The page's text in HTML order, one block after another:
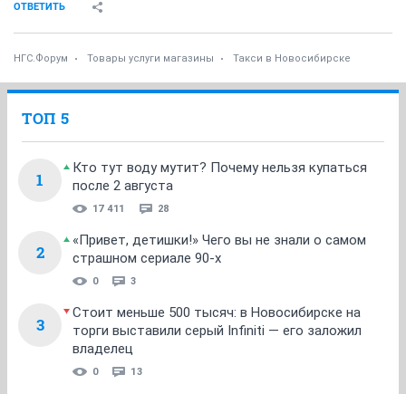
ОТВЕТИТЬ
НГС.Форум Товары услуги магазины Такси в Новосибирске
ТОП 5
1
Кто тут воду мутит? Почему нельзя купаться
после 2 августа
17 411 28
2
«Привет, детишки!» Чего вы не знали о самом
страшном сериале 90-х
0 3
3
Стоит меньше 500 тысяч: в Новосибирске на
торги выставили серый Infiniti — его заложил
владелец
0 13